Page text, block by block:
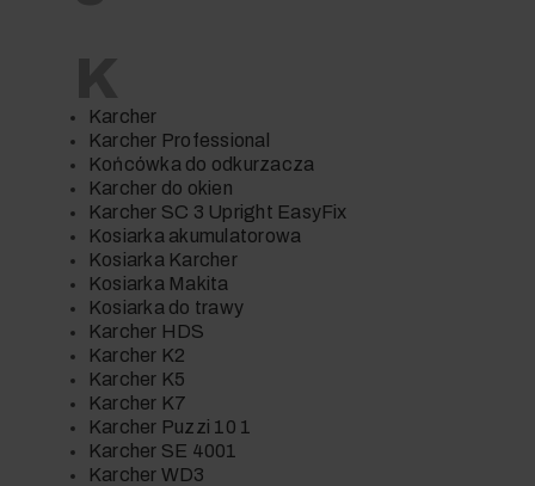
Karcher
Karcher Professional
Końcówka do odkurzacza
Karcher do okien
Karcher SC 3 Upright EasyFix
Kosiarka akumulatorowa
Kosiarka Karcher
Kosiarka Makita
Kosiarka do trawy
Karcher HDS
Karcher K2
Karcher K5
Karcher K7
Karcher Puzzi 10 1
Karcher SE 4001
Karcher WD3